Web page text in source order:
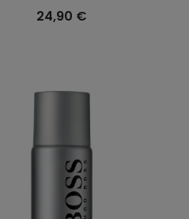
24,90 €